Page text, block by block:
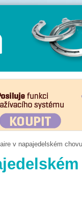
v napajedelském chovu